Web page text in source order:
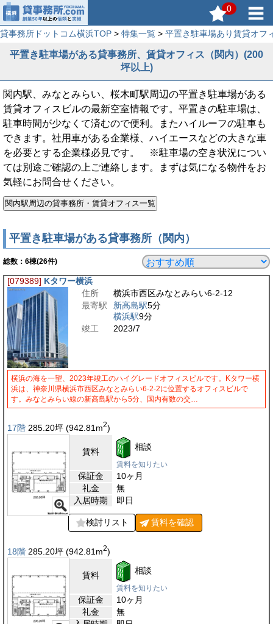
0
貸事務所ドットコム横浜TOP > 特集一覧 > 平置き駐車場あり賃貸オフ
平置き駐車場がある貸事務所、賃貸オフィス（関内）(200
坪以上)
関内駅、みなとみらい、桜木町駅周辺の平置き駐車場がある
賃貸オフィスビルの最新空室情報です。平置きの駐車場は、
駐車時間が少なくて済むので便利。またハイルーフの駐車も
できます。社用車がある企業様、ハイエースなどの大きな車
を必要とする企業様必見です。 ※駐車場の空き状況につい
ては別途ご確認の上ご連絡します。まずは気になる物件をお
気軽にお問合せください。
平置き駐車場がある貸事務所（関内）
総数： 6棟(26件)
[079389] Kタワー横浜
住所
横浜市西区みなとみらい6-2-12
最寄駅
新高島駅5分
横浜駅9分
竣工
2023/7
横浜の海を一望、2023年竣工のハイグレードオフィスビルです。Kタワー横
浜は、神奈川県横浜市西区みなとみらい6-2-2に位置するオフィスビルで
す。みなとみらい線の新高島駅から5分、国内有数の交…
17階 285.20坪 (942.81 m2)
賃料 相談
賃料を知りたい
保証金
10ヶ月
礼金
無
入居時期
即日
検討リスト 賃料を確認
18階 285.20坪 (942.81 m2)
賃料 相談
賃料を知りたい
保証金
10ヶ月
礼金
無